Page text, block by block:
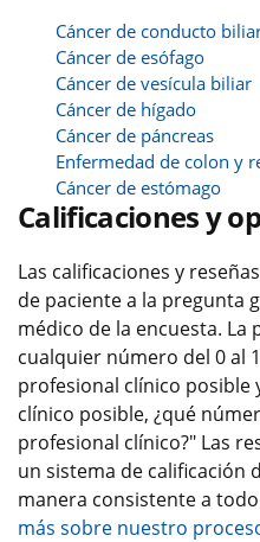
Cáncer de conducto
Cáncer de esófago
Cáncer de vesícula biliar
Cáncer de hígado
Cáncer de páncreas
Enfermedad de colon y
Cáncer de estómago
Calificaciones y
Las calificaciones y
de paciente a la pregunta
médico de la encuesta. La
cualquier número del 0 al
profesional clínico posible
clínico posible, ¿qué
profesional clínico?" Las
un sistema de calificación
manera consistente a
más sobre nuestro